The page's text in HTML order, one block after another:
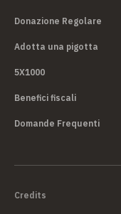
Donazione Regolare
Adotta una pigotta
5X1000
Benefici fiscali
Domande Frequenti
Credits